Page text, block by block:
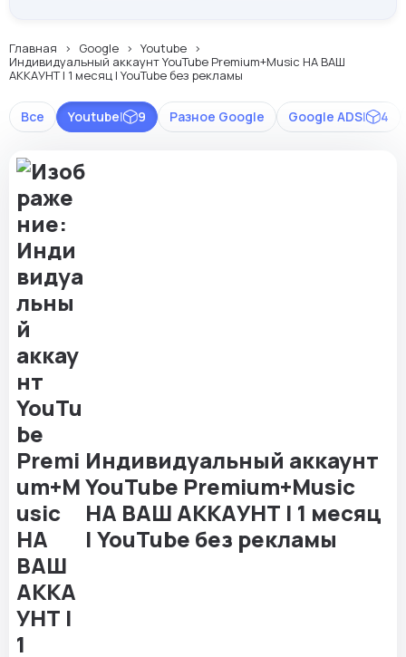
Главная Google
Youtube
Индивидуальный аккаунт YouTube Premium+Music НА ВАШ
АККАУНТ | 1 месяц | YouTube без рекламы
Все Разное Google
Youtube| 9 Google ADS| 4
Индивидуальный аккаунт
YouTube Premium+Music
НА ВАШ АККАУНТ | 1 месяц
| YouTube без рекламы